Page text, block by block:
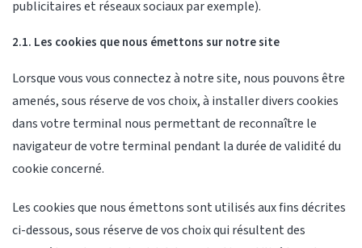
publicitaires et réseaux sociaux par exemple).
2.1. Les cookies que nous émettons sur notre site
Lorsque vous vous connectez à notre site, nous pouvons être
amenés, sous réserve de vos choix, à installer divers cookies
dans votre terminal nous permettant de reconnaître le
navigateur de votre terminal pendant la durée de validité du
cookie concerné.
Les cookies que nous émettons sont utilisés aux fins décrites
ci-dessous, sous réserve de vos choix qui résultent des